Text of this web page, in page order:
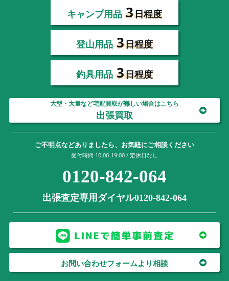
キャンプ用品 3日程度
登山用品 3日程度
釣具用品 3日程度
大型・大量など宅配買取が難しい場合はこちら
出張買取
ご不明点などありましたら、お気軽にご相談ください
受付時間 10:00-19:00 / 定休日なし
0120-842-064
出張査定専用ダイヤル0120-842-064
お問い合わせフォームより相談